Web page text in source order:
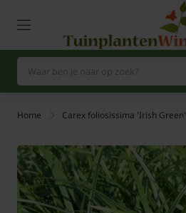
Home Carex foliosissima 'Irish Green'